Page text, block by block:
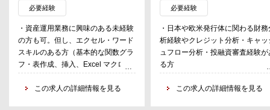
等）の提供および運用を⾏ってい
る。
運用業務に加え、投資家のニーズを
踏まえたソリューションの提案も⾏
う。
・ポートフォリオの管理、トレード
などのオペレーション業務
必要経験
・資産運用業務に興味のある未経験
の方も可。但し、エクセル・ワード
スキルのある方（基本的な関数グラ
フ・表作成、挿入、Excel マクロ作
成能⼒）
・社内外の関係者と円滑なコミュニ
この求人の詳細情報を見る
必要経験
・日本や欧米発行体に関わる財務
析経験やクレジット分析・キャッ
ュフロー分析・投融資審査経験が
る方
・格付け機関等における信用格付
付与業務経験があればなお可（必
この求人の詳細情報を見る